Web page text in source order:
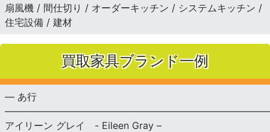
扇風機 / 間仕切り / オーダーキッチン / システムキッチン /
住宅設備 / 建材
買取家具ブランド一例
— あ行
アイリーン グレイ - Eileen Gray –